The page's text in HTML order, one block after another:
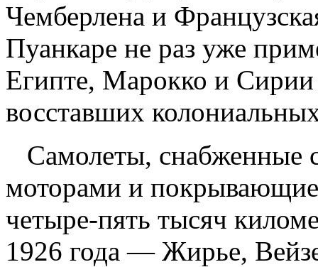
Чемберлена и
Пуанкаре не раз уже
Египте, Марокко и Сирии
восставших
Самолеты,
моторами и покрывающие
четыре-пять тысяч
1926 года — Жирье,